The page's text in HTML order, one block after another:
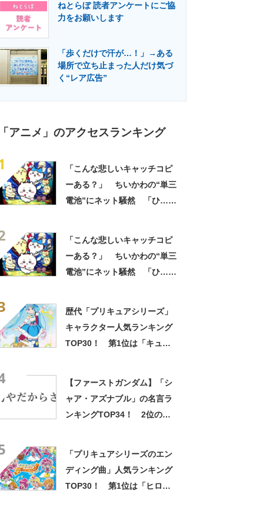
ねとらぼ 読者アンケートにご協
力をお願いします
「歩くだけで汗が…！」→ある
場所で立ち止まった人だけ気づ
く“レア広告”
「アニメ」のアクセスランキング
「こんな悲しいキャッチコピ
ーある？」 ちいかわの“単三
電池”にネット騒然 「ひ…人
「こんな悲しいキャッチコピ
ーある？」 ちいかわの“単三
電池”にネット騒然 「ひ…人
歴代「プリキュアシリーズ」
キャラクター人気ランキング
TOP30！ 第1位は「キュア
【ファーストガンダム】「シ
ャア・アズナブル」の名言ラ
ンキングTOP34！ 2位の
「プリキュアシリーズのエン
ディング曲」人気ランキング
TOP30！ 第1位は「ヒロガ